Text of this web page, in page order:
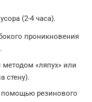
(2-4 часа).
проникновения
«ляпух» или
стену).
резинового